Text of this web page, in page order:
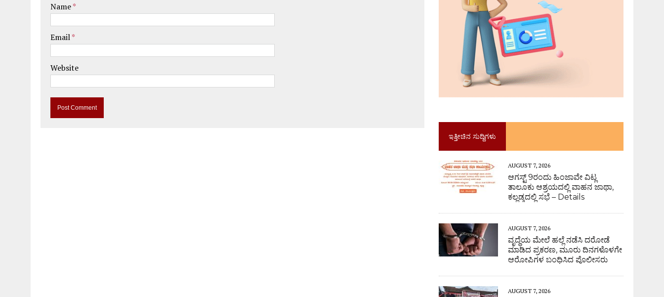
Name*
Email*
Website
ಇತ್ತೀಚಿನ ಸುದ್ದಿಗಳು
AUGUST 7, 2026
ಆಗಸ್ಟ್ 9ರಂದು ಹಿಂಜಾವೇ ವಿಟ್ಲ
ತಾಲೂಕು ಆಶ್ರಯದಲ್ಲಿ ವಾಹನ ಜಾಥಾ,
ಕಲ್ಲಡ್ಕದಲ್ಲಿ ಸಭೆ – Details
AUGUST 7, 2026
ವೃದ್ಧೆಯ ಮೇಲೆ ಹಲ್ಲೆ ನಡೆಸಿ ದರೋಡೆ
ಮಾಡಿದ ಪ್ರಕರಣ, ಮೂರು ದಿನಗಳೊಳಗೇ
ಆರೋಪಿಗಳ ಬಂಧಿಸಿದ ಪೊಲೀಸರು
AUGUST 7, 2026